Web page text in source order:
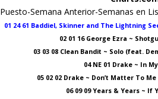
Puesto-Semana Anterior-Semanas en
01 24 61 Baddiel, Skinner and The Lightning
02 01 16 George Ezra ~
03 03 08 Clean Bandit ~ Solo (feat.
04 NE 01 Drake ~ In
05 02 02 Drake ~ Don’t Matter To
06 09 09 Years & Years ~ If